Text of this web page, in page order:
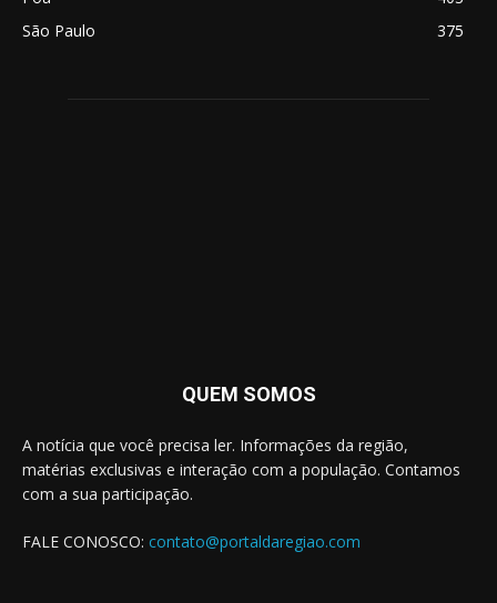
São Paulo
375
QUEM SOMOS
A notícia que você precisa ler. Informações da região,
matérias exclusivas e interação com a população. Contamos
com a sua participação.
FALE CONOSCO: contato@portaldaregiao.com